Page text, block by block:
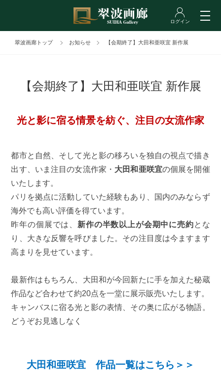
翠波画廊トップ お知らせ 【会期終了】大田和亜咲宜 新作展
【会期終了】大田和亜咲宜 新作展
光と影に宿る情景を紡ぐ、注目の女流作家
都市と自然、そして光と影の移ろいを独自の視点で描き
出す、いま注目の女流作家・ 大田和亜咲宜の個展を開催
いたします。
パリを拠点に活動していた経験もあり、国内のみならず
海外でも高い評価を得ています。
昨年の個展では、 新作の半数以上が会期中に売約とな
り、大きな反響を呼びました。その注目度は今ますます
高まりを見せています。
最新作はもちろん、大田和が今回新たに手を加えた秘蔵
作品など合わせて約20点を一堂に展示販売いたします。
キャンバスに宿る光と影の表情、その奥に広がる物語。
どうぞお見逃しなく
大田和亜咲宜 作品一覧はこちら＞＞